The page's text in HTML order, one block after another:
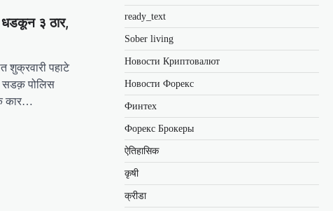
धडकून ३ ठार,
शुक्रवारी पहाटे
सडक़ पोलिस
कार…
ready_text
Sober living
Новости Криптовалют
Новости Форекс
Финтех
Форекс Брокеры
ऐतिहासिक
कृषी
क्रीडा